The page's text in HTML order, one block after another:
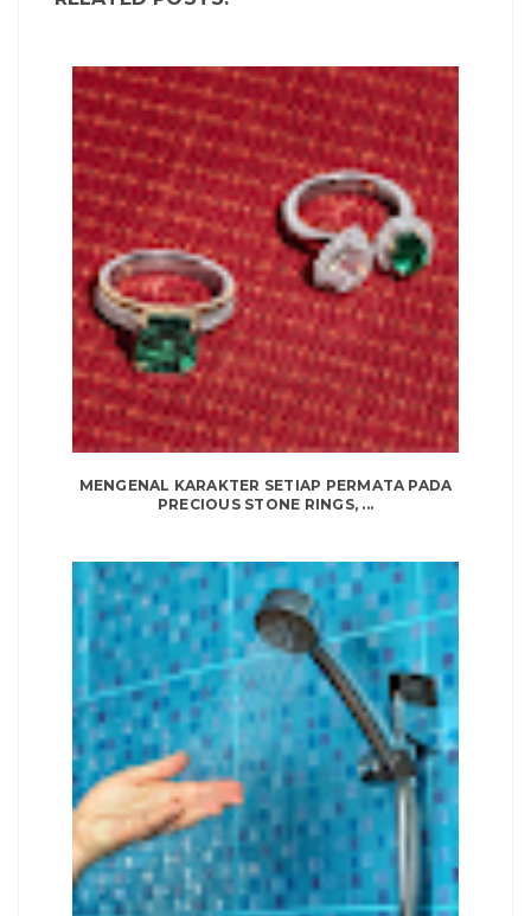
MENGENAL KARAKTER SETIAP PERMATA PADA
PRECIOUS STONE RINGS, ...